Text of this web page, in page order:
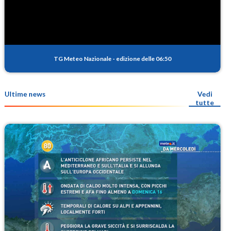
TG Meteo Nazionale - edizione delle 06:50
Ultime news
Vedi
tutte